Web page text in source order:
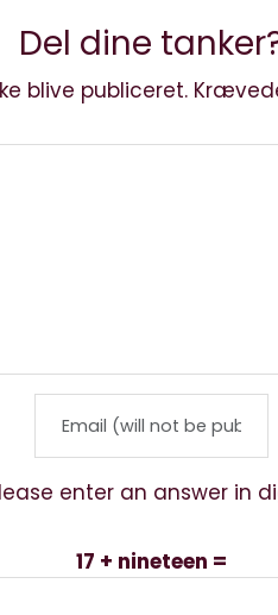
Del dine
blive publiceret.
enter an answer in
17 + nineteen =